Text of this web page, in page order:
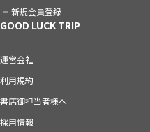
新規会員登録
GOOD LUCK TRIP
運営会社
利用規約
書店御担当者様へ
採用情報